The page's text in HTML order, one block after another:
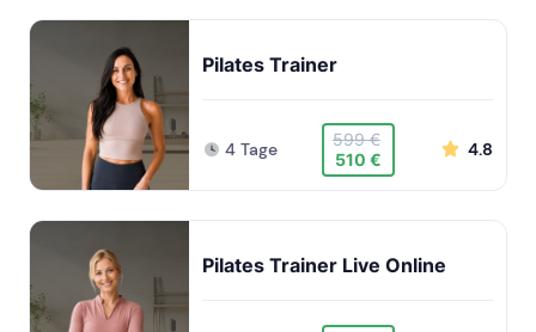
Pilates Trainer
4 Tage
599 €
510 €
4.8
Pilates Trainer Live Online